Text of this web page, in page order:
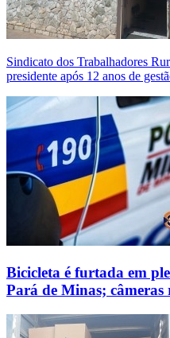
Sindicato dos Trabalhadores
presidente após 12 anos de
Bicicleta é furtada em
Pará de Minas; câmeras